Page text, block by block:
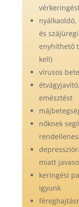
nyálkaoldó,
és
enyhíthető
kell)
vírusos
emésztést
nőknek
miatt
keringési
igyunk